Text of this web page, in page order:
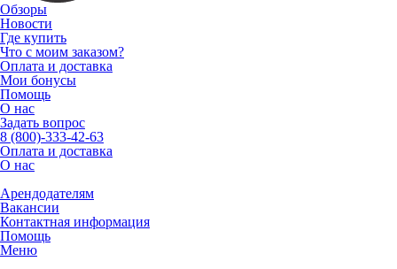
Обзоры
Новости
Где купить
Что с моим заказом?
Оплата и доставка
Мои бонусы
Помощь
О нас
Задать вопрос
8 (800)-333-42-63
Оплата и доставка
О нас
Арендодателям
Вакансии
Контактная информация
Помощь
Меню